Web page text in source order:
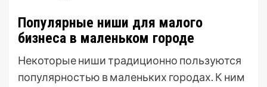
Популярные ниши для малого
бизнеса в маленьком городе
Некоторые ниши традиционно пользуются
популярностью в маленьких городах. К ним